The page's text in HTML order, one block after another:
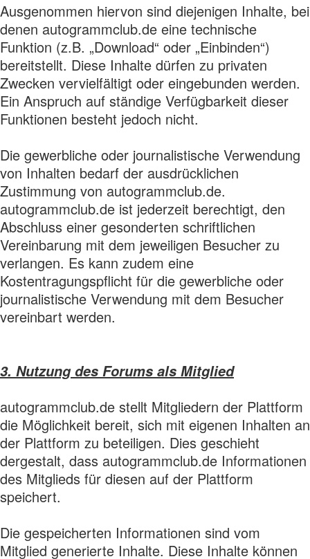
Ausgenommen hiervon sind diejenigen Inhalte, bei
denen autogrammclub.de eine technische
Funktion (z.B. „Download“ oder „Einbinden“)
bereitstellt. Diese Inhalte dürfen zu privaten
Zwecken vervielfältigt oder eingebunden werden.
Ein Anspruch auf ständige Verfügbarkeit dieser
Funktionen besteht jedoch nicht.
Die gewerbliche oder journalistische Verwendung
von Inhalten bedarf der ausdrücklichen
Zustimmung von autogrammclub.de.
autogrammclub.de ist jederzeit berechtigt, den
Abschluss einer gesonderten schriftlichen
Vereinbarung mit dem jeweiligen Besucher zu
verlangen. Es kann zudem eine
Kostentragungspflicht für die gewerbliche oder
journalistische Verwendung mit dem Besucher
vereinbart werden.
3. Nutzung des Forums als Mitglied
autogrammclub.de stellt Mitgliedern der Plattform
die Möglichkeit bereit, sich mit eigenen Inhalten an
der Plattform zu beteiligen. Dies geschieht
dergestalt, dass autogrammclub.de Informationen
des Mitglieds für diesen auf der Plattform
speichert.
Die gespeicherten Informationen sind vom
Mitglied generierte Inhalte. Diese Inhalte können